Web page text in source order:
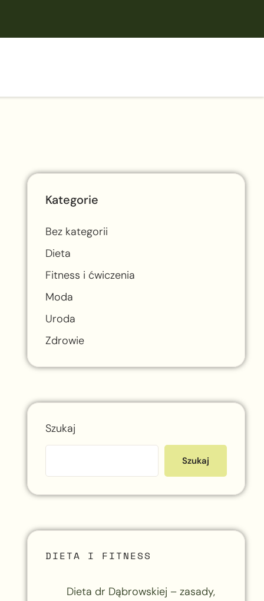
Kategorie
Bez kategorii
Dieta
Fitness i ćwiczenia
Moda
Uroda
Zdrowie
Szukaj
Szukaj
DIETA I FITNESS
Dieta dr Dąbrowskiej – zasady,